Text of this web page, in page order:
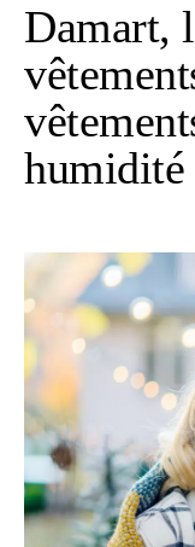
Damart,
humidité